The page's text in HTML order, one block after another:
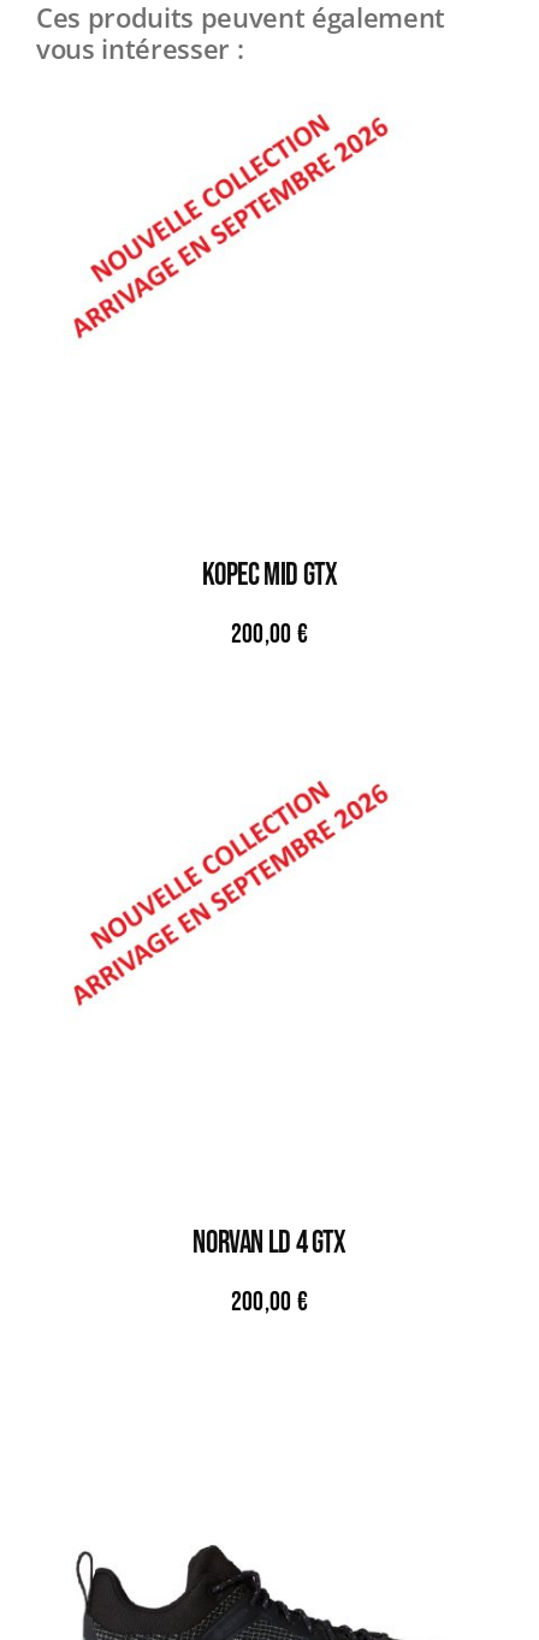
Ces produits peuvent également
vous intéresser :
KOPEC MID GTX
200,00 €
NORVAN LD 4 GTX
200,00 €